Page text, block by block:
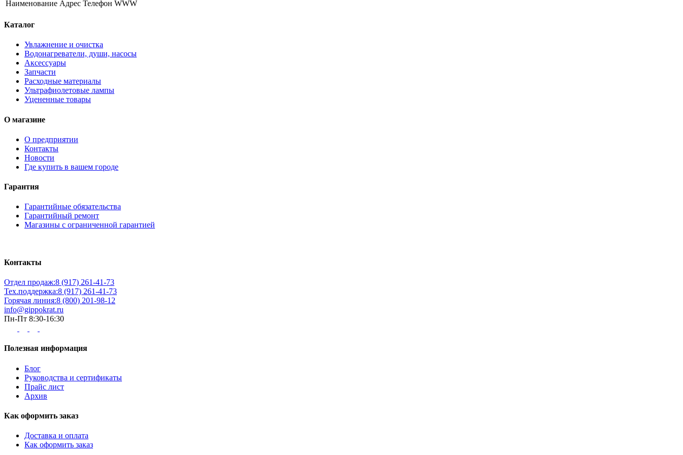
Наименование Адрес Телефон WWW
Каталог
Увлажнение и очистка
Водонагреватели, души, насосы
Аксессуары
Запчасти
Расходные материалы
Ультрафиолетовые лампы
Уцененные товары
О магазине
О предприятии
Контакты
Новости
Где купить в вашем городе
Гарантия
Гарантийные обязательства
Гарантийный ремонт
Магазины с ограниченной гарантией
Контакты
Отдел продаж:8 (917) 261-41-73
Тех.поддержка:8 (917) 261-41-73
Горячая линия:8 (800) 201-98-12
info@gippokrat.ru
Пн-Пт 8:30-16:30
Полезная информация
Блог
Руководства и сертификаты
Прайс лист
Архив
Как оформить заказ
Доставка и оплата
Как оформить заказ